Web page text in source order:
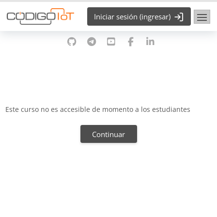
Saltar al contenido principal
Iniciar sesión (ingresar)
Este curso no es accesible de momento a los estudiantes
Continuar